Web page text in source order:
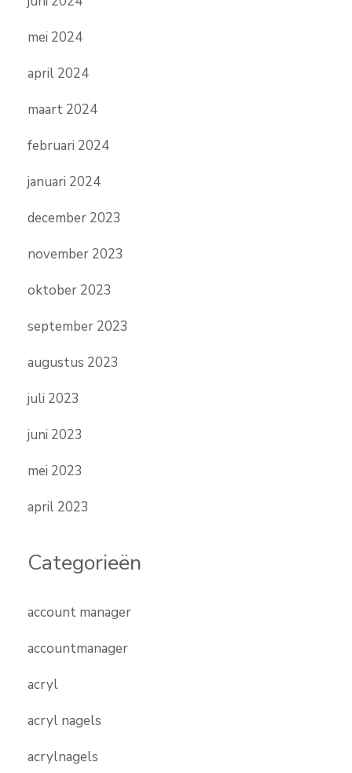
mei 2024
april 2024
maart 2024
februari 2024
januari 2024
december 2023
november 2023
oktober 2023
september 2023
augustus 2023
juli 2023
juni 2023
mei 2023
april 2023
Categorieën
account manager
accountmanager
acryl
acryl nagels
acrylnagels